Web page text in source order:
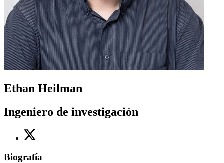
Ethan Heilman
Ingeniero de investigación
Biografía